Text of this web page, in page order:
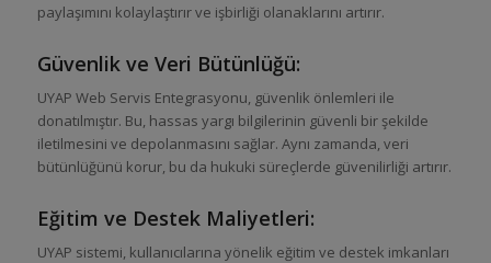
paylaşımını kolaylaştırır ve işbirliği olanaklarını artırır.
Güvenlik ve Veri Bütünlüğü:
UYAP Web Servis Entegrasyonu, güvenlik önlemleri ile
donatılmıştır. Bu, hassas yargı bilgilerinin güvenli bir şekilde
iletilmesini ve depolanmasını sağlar. Aynı zamanda, veri
bütünlüğünü korur, bu da hukuki süreçlerde güvenilirliği artırır.
Eğitim ve Destek Maliyetleri:
UYAP sistemi, kullanıcılarına yönelik eğitim ve destek imkanları